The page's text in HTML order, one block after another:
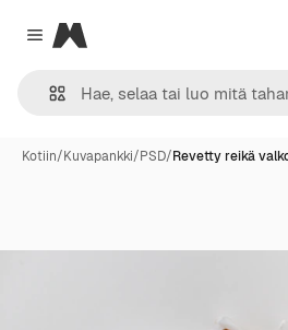
Close menu
Magnific
Kotiin/Kuvapankki/PSD/Revetty reikä